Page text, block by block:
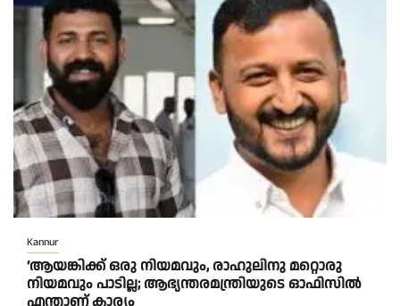
Kannur
‘ആയങ്കിക്ക് ഒരു നിയമവും, രാഹുലിനു മറ്റൊരു
നിയമവും പാടില്ല; ആഭ്യന്തരമന്ത്രിയുടെ ഓഫിസിൽ